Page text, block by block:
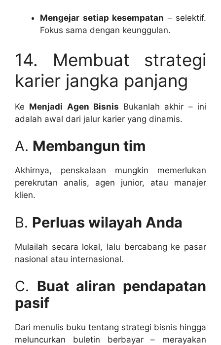
Mengejar setiap kesempatan – selektif.
Fokus sama dengan keunggulan.
14. Membuat strategi
karier jangka panjang
Ke Menjadi Agen Bisnis Bukanlah akhir – ini
adalah awal dari jalur karier yang dinamis.
A. Membangun tim
Akhirnya, penskalaan mungkin memerlukan
perekrutan analis, agen junior, atau manajer
klien.
B. Perluas wilayah Anda
Mulailah secara lokal, lalu bercabang ke pasar
nasional atau internasional.
C. Buat aliran pendapatan
pasif
Dari menulis buku tentang strategi bisnis hingga
meluncurkan buletin berbayar – merayakan